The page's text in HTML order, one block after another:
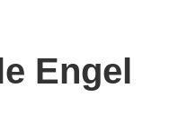
Engel